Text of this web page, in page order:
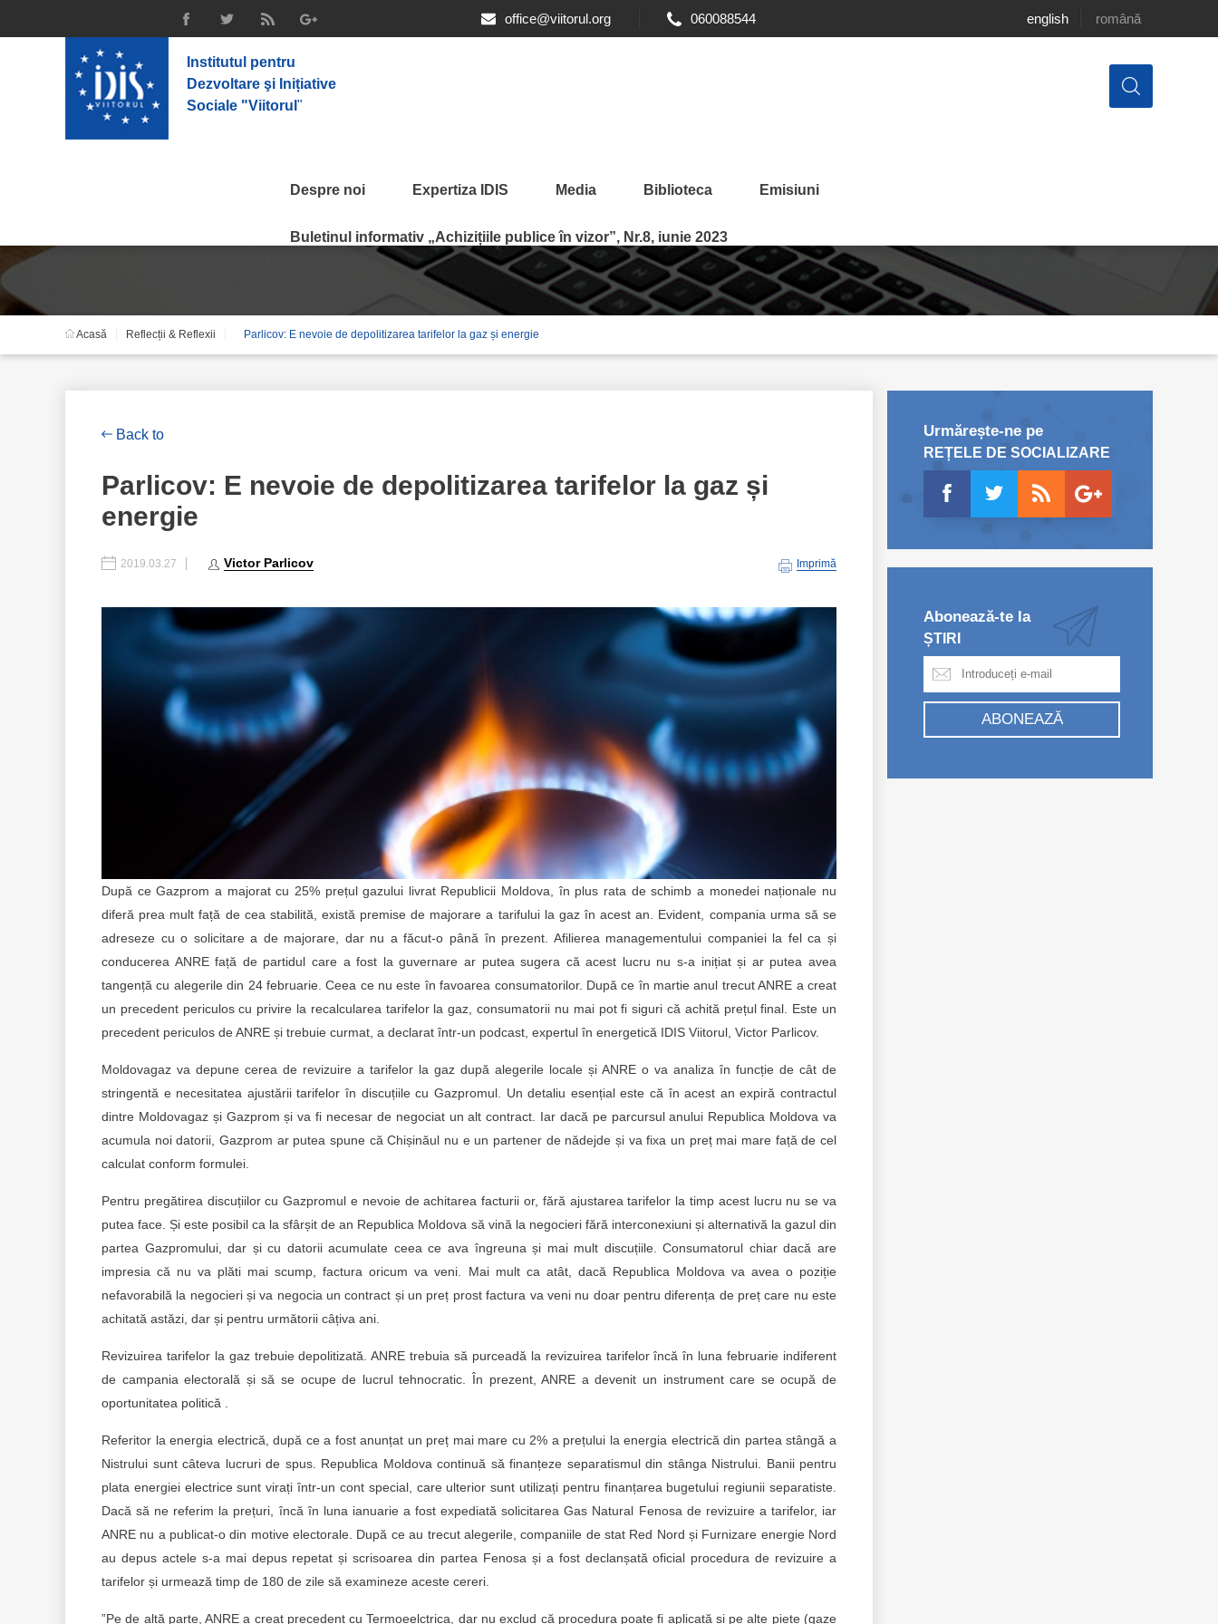
office@viitorul.org 060088544 english română
Institutul pentru
Dezvoltare şi Inițiative
Sociale "Viitorul "
Despre noi Expertiza IDIS Media Biblioteca Emisiuni
Buletinul informativ „Achizițiile publice în vizor”, Nr.8, iunie 2023
Reflecții & Reflexii
Acasă Reflecții & Reflexii Parlicov: E nevoie de depolitizarea tarifelor la gaz și energie
Back to
Parlicov: E nevoie de depolitizarea tarifelor la gaz și
energie
2019.03.27 Victor Parlicov Imprimă
După ce Gazprom a majorat cu 25% prețul gazului livrat Republicii Moldova, în plus rata de schimb a monedei naționale nu
diferă prea mult față de cea stabilită, există premise de majorare a tarifului la gaz în acest an. Evident, compania urma să se
adreseze cu o solicitare a de majorare, dar nu a făcut-o până în prezent. Afilierea managementului companiei la fel ca și
conducerea ANRE față de partidul care a fost la guvernare ar putea sugera că acest lucru nu s-a inițiat și ar putea avea
tangență cu alegerile din 24 februarie. Ceea ce nu este în favoarea consumatorilor. După ce în martie anul trecut ANRE a creat
un precedent periculos cu privire la recalcularea tarifelor la gaz, consumatorii nu mai pot fi siguri că achită prețul final. Este un
precedent periculos de ANRE și trebuie curmat, a declarat într-un podcast, expertul în energetică IDIS Viitorul, Victor Parlicov.
Moldovagaz va depune cerea de revizuire a tarifelor la gaz după alegerile locale și ANRE o va analiza în funcție de cât de
stringentă e necesitatea ajustării tarifelor în discuțiile cu Gazpromul. Un detaliu esențial este că în acest an expiră contractul
dintre Moldovagaz și Gazprom și va fi necesar de negociat un alt contract. Iar dacă pe parcursul anului Republica Moldova va
acumula noi datorii, Gazprom ar putea spune că Chișinăul nu e un partener de nădejde și va fixa un preț mai mare față de cel
calculat conform formulei.
Pentru pregătirea discuțiilor cu Gazpromul e nevoie de achitarea facturii or, fără ajustarea tarifelor la timp acest lucru nu se va
putea face. Și este posibil ca la sfârșit de an Republica Moldova să vină la negocieri fără interconexiuni și alternativă la gazul din
partea Gazpromului, dar și cu datorii acumulate ceea ce ava îngreuna și mai mult discuțiile. Consumatorul chiar dacă are
impresia că nu va plăti mai scump, factura oricum va veni. Mai mult ca atât, dacă Republica Moldova va avea o poziție
nefavorabilă la negocieri și va negocia un contract și un preț prost factura va veni nu doar pentru diferența de preț care nu este
achitată astăzi, dar și pentru următorii câțiva ani.
Revizuirea tarifelor la gaz trebuie depolitizată. ANRE trebuia să purceadă la revizuirea tarifelor încă în luna februarie indiferent
de campania electorală și să se ocupe de lucrul tehnocratic. În prezent, ANRE a devenit un instrument care se ocupă de
oportunitatea politică .
Referitor la energia electrică, după ce a fost anunțat un preț mai mare cu 2% a prețului la energia electrică din partea stângă a
Nistrului sunt câteva lucruri de spus. Republica Moldova continuă să finanțeze separatismul din stânga Nistrului. Banii pentru
plata energiei electrice sunt virați într-un cont special, care ulterior sunt utilizați pentru finanțarea bugetului regiunii separatiste.
Dacă să ne referim la prețuri, încă în luna ianuarie a fost expediată solicitarea Gas Natural Fenosa de revizuire a tarifelor, iar
ANRE nu a publicat-o din motive electorale. După ce au trecut alegerile, companiile de stat Red Nord și Furnizare energie Nord
au depus actele s-a mai depus repetat și scrisoarea din partea Fenosa și a fost declanșată oficial procedura de revizuire a
tarifelor și urmează timp de 180 de zile să examineze aceste cereri.
”Pe de altă parte, ANRE a creat precedent cu Termoeelctrica, dar nu exclud că procedura poate fi aplicată și pe alte piețe (gaze
Urmărește-ne pe
REȚELE DE SOCIALIZARE
Abonează-te la
ȘTIRI
ABONEAZĂ